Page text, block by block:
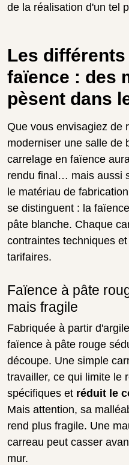
de la réalisation d'un tel
Les
faïence : des
pèsent dans
Que vous envisagiez de
moderniser une salle de
carrelage en faïence
rendu final… mais aussi
le matériau de
se distinguent : la
pâte blanche. Chaque
contraintes techniques
tarifaires.
Faïence à pâte
mais fragile
Fabriquée à partir
faïence à pâte rouge
découpe. Une simple
travailler, ce qui limite le
spécifiques et réduit le
Mais attention, sa
rend plus fragile. Une
carreau peut casser
mur.